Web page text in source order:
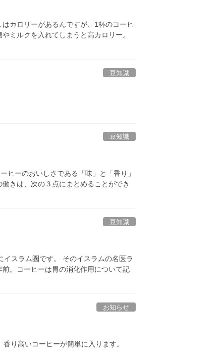
カロリーがあるんですが、1杯のコーヒ
ミルクを入れてしまうと高カロリー。
豆知識
豆知識
ーのおいしさである「味」と「香り」
きは、次の３点にまとめることができ
豆知識
スラム圏です。 そのイスラムの名医ラ
。コーヒーは胃の消化作用について記
お知らせ
り高いコーヒーが簡単に入ります。